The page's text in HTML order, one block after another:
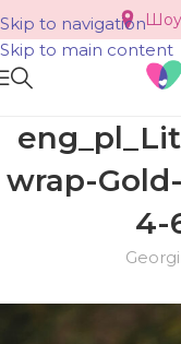
Skip to navigation
Skip to main content
wrap-
4-